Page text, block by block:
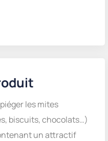
les mites
biscuits, chocolats…)
un attractif